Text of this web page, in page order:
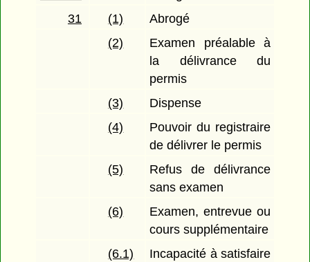
31
(1)
Abrogé
(2)
Examen préalable à
la délivrance du
permis
(3)
Dispense
(4)
Pouvoir du registraire
de délivrer le permis
(5)
Refus de délivrance
sans examen
(6)
Examen, entrevue ou
cours supplémentaire
(6.1)
Incapacité à satisfaire